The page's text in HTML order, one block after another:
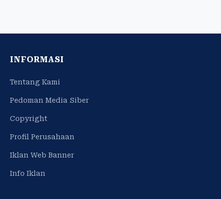
INFORMASI
Tentang Kami
Pedoman Media Siber
Copyright
Profil Perusahaan
Iklan Web Banner
Info Iklan